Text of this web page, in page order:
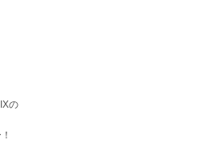
の